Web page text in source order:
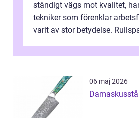
ständigt vägs mot kvalitet,
tekniker som förenklar
varit av stor betydelse.
06 maj 2026